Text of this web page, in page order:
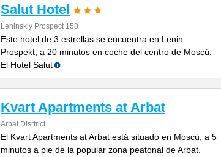
Salut Hotel
Leninskiy Prospect 158
Este hotel de 3 estrellas se encuentra en Lenin
Prospekt, a 20 minutos en coche del centro de Moscú.
El Hotel Salut
Kvart Apartments at Arbat
Arbat Disrtrict
El Kvart Apartments at Arbat está situado en Moscú, a 5
minutos a pie de la popular zona peatonal de Arbat.